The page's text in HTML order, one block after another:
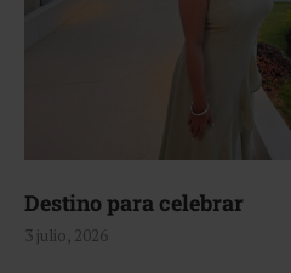
Destino para celebrar
3 julio, 2026